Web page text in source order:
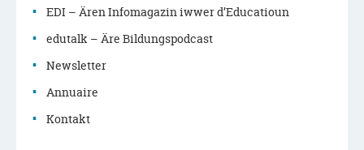
EDI – Ären Infomagazin iwwer d’Educatioun
edutalk – Äre Bildungspodcast
Newsletter
Annuaire
Kontakt